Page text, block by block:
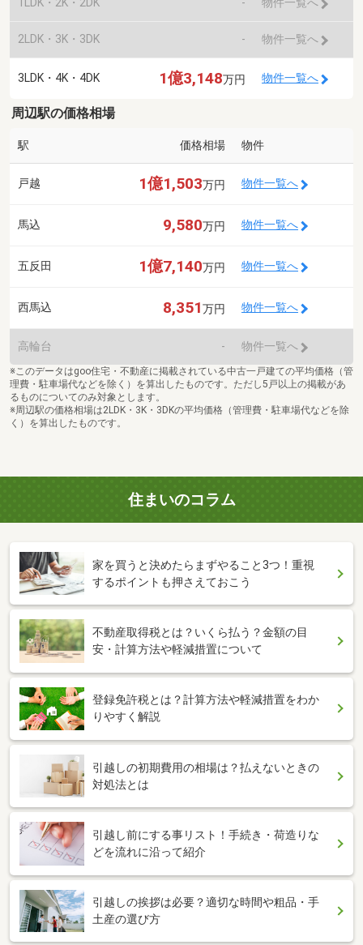
2LDK・3K・3DK - 物件一覧へ
3LDK・4K・4DK 1億3,148万円 物件一覧へ
周辺駅の価格相場
駅 価格相場 物件
戸越 1億1,503万円 物件一覧へ
馬込 9,580万円 物件一覧へ
五反田 1億7,140万円 物件一覧へ
西馬込 8,351万円 物件一覧へ
高輪台 - 物件一覧へ
※このデータはgoo住宅・不動産に掲載されている中古一戸建ての平均価格（管
理費・駐車場代などを除く）を算出したものです。ただし5戸以上の掲載があ
るものについてのみ対象とします。
※周辺駅の価格相場は2LDK・3K・3DKの平均価格（管理費・駐車場代などを除
く）を算出したものです。
住まいのコラム
家を買うと決めたらまずやること3つ！重視
するポイントも押さえておこう
不動産取得税とは？いくら払う？金額の目
安・計算方法や軽減措置について
登録免許税とは？計算方法や軽減措置をわか
りやすく解説
引越しの初期費用の相場は？払えないときの
対処法とは
引越し前にする事リスト！手続き・荷造りな
どを流れに沿って紹介
引越しの挨拶は必要？適切な時間や粗品・手
土産の選び方